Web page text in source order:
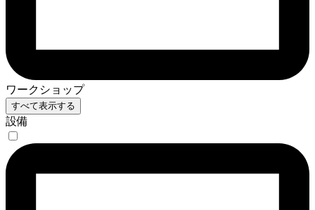
ワークショップ
すべて表示する
設備